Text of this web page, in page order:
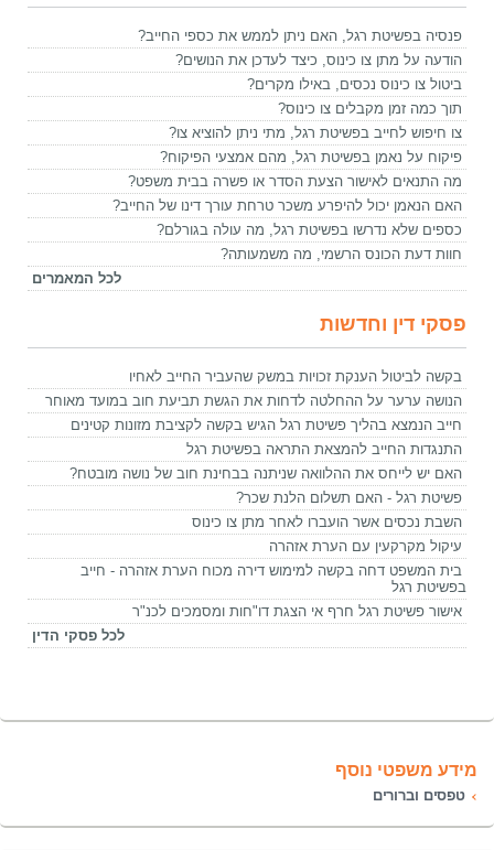
פנסיה בפשיטת רגל, האם ניתן לממש את כספי החייב?
הודעה על מתן צו כינוס, כיצד לעדכן את הנושים?
ביטול צו כינוס נכסים, באילו מקרים?
תוך כמה זמן מקבלים צו כינוס?
צו חיפוש לחייב בפשיטת רגל, מתי ניתן להוציא צו?
פיקוח על נאמן בפשיטת רגל, מהם אמצעי הפיקוח?
מה התנאים לאישור הצעת הסדר או פשרה בבית משפט?
האם הנאמן יכול להיפרע משכר טרחת עורך דינו של החייב?
כספים שלא נדרשו בפשיטת רגל, מה עולה בגורלם?
חוות דעת הכונס הרשמי, מה משמעותה?
לכל המאמרים
פסקי דין וחדשות
בקשה לביטול הענקת זכויות במשק שהעביר החייב לאחיו
הנושה ערער על ההחלטה לדחות את הגשת תביעת חוב במועד מאוחר
חייב הנמצא בהליך פשיטת רגל הגיש בקשה לקציבת מזונות קטינים
התנגדות החייב להמצאת התראה בפשיטת רגל
האם יש לייחס את ההלוואה שניתנה בבחינת חוב של נושה מובטח?
פשיטת רגל - האם תשלום הלנת שכר?
השבת נכסים אשר הועברו לאחר מתן צו כינוס
עיקול מקרקעין עם הערת אזהרה
בית המשפט דחה בקשה למימוש דירה מכוח הערת אזהרה - חייב
בפשיטת רגל
אישור פשיטת רגל חרף אי הצגת דו"חות ומסמכים לכנ"ר
לכל פסקי הדין
מידע משפטי נוסף
טפסים וברורים